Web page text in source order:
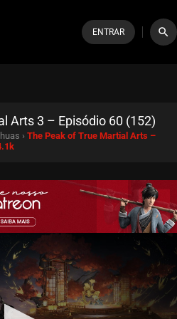
ENTRAR search
Arts 3 – Episódio 60 (152)
› The Peak of True Martial Arts –